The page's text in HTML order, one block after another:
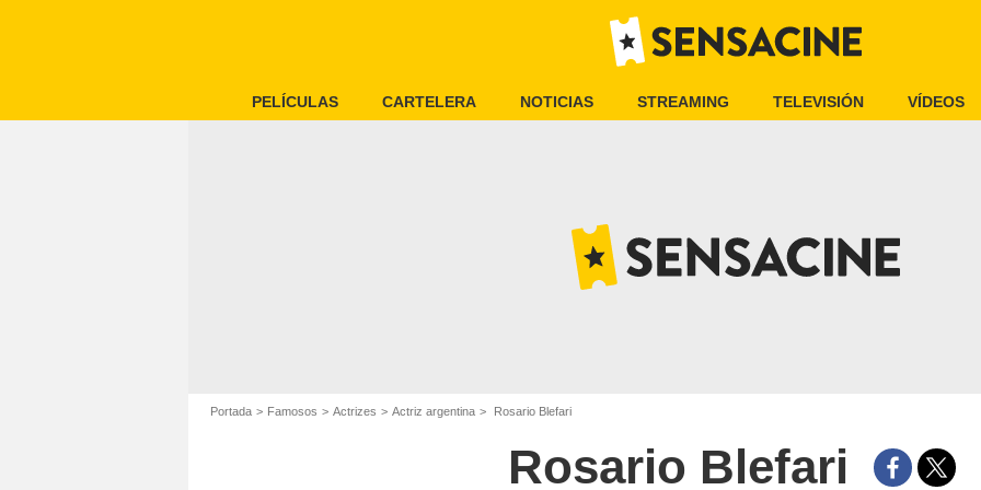
PELÍCULAS CARTELERA NOTICIAS STREAMING TELEVISIÓN VÍDEOS
Portada Famosos Actrizes Actriz argentina Rosario Blefari
Rosario Blefari